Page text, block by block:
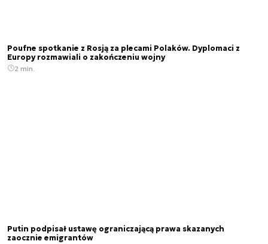
Poufne spotkanie z Rosją za plecami Polaków. Dyplomaci z
Europy rozmawiali o zakończeniu wojny
2 min.
Putin podpisał ustawę ograniczającą prawa skazanych
zaocznie emigrantów